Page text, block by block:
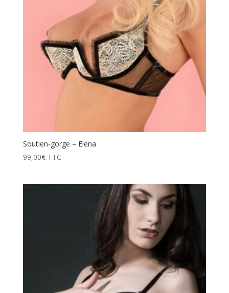
Soutien-gorge – Elena
99,00€ TTC